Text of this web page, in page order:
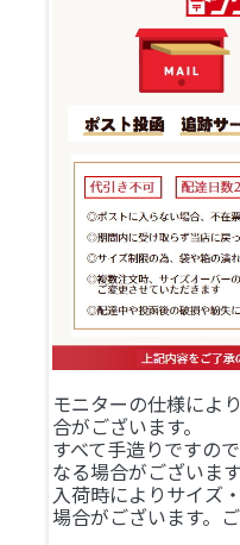
モニターの仕様によ
合がございます。
すべて手造りですの
なる場合がございます
入荷時によりサイズ
場合がございます。